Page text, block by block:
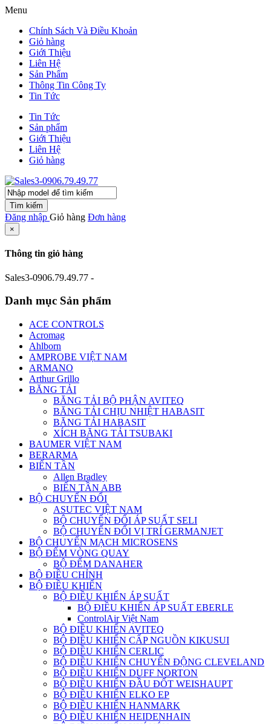
Menu
Chính Sách Và Điều Khoản
Giỏ hàng
Giới Thiệu
Liên Hệ
Sản Phẩm
Thông Tin Công Ty
Tin Tức
Tin Tức
Sản phẩm
Giới Thiệu
Liên Hệ
Giỏ hàng
Tìm kiếm
Đăng nhập Giỏ hàng Đơn hàng
×
Thông tin giỏ hàng
Sales3-0906.79.49.77 -
Danh mục Sản phẩm
ACE CONTROLS
Acromag
Ahlborn
AMPROBE VIỆT NAM
ARMANO
Arthur Grillo
BĂNG TẢI
BĂNG TẢI BỘ PHẬN AVITEQ
BĂNG TẢI CHỊU NHIỆT HABASIT
BĂNG TẢI HABASIT
XÍCH BĂNG TẢI TSUBAKI
BAUMER VIỆT NAM
BERARMA
BIẾN TẦN
Allen Bradley
BIẾN TẦN ABB
BỘ CHUYỂN ĐỔI
ASUTEC VIỆT NAM
BỘ CHUYỂN ĐỔI ÁP SUẤT SELI
BỘ CHUYỂN ĐỔI VỊ TRÍ GERMANJET
BỘ CHUYỂN MẠCH MICROSENS
BỘ ĐẾM VÒNG QUAY
BỘ ĐẾM DANAHER
BỘ ĐIỀU CHỈNH
BỘ ĐIỀU KHIỂN
BỘ ĐIỀU KHIỂN ÁP SUẤT
BỘ ĐIỀU KHIỂN ÁP SUẤT EBERLE
ControlAir Việt Nam
BỘ ĐIỀU KHIỂN AVITEQ
BỘ ĐIỀU KHIỂN CẤP NGUỒN KIKUSUI
BỘ ĐIỀU KHIỂN CERLIC
BỘ ĐIỀU KHIỂN CHUYỂN ĐỘNG CLEVELAND
BỘ ĐIỀU KHIỂN DUFF NORTON
BỘ ĐIỀU KHIỂN ĐẦU ĐỐT WEISHAUPT
BỘ ĐIỀU KHIỂN ELKO EP
BỘ ĐIỀU KHIỂN HANMARK
BỘ ĐIỀU KHIỂN HEIDENHAIN